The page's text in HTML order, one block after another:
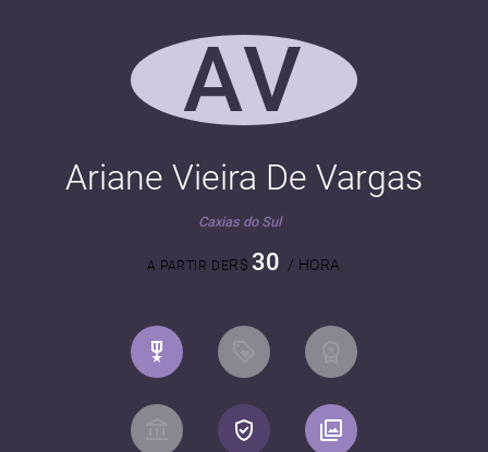
AV
Ariane Vieira De Vargas
Caxias do Sul
A PARTIR DER$ 30 / HORA